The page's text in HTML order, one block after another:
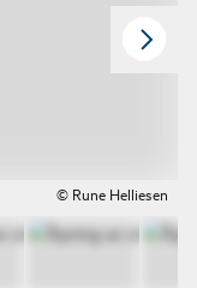
© Rune Helliesen